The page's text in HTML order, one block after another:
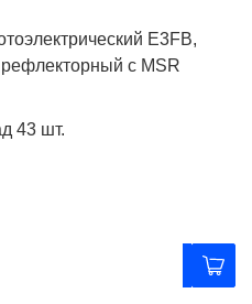
E3FB,
рефлекторный с MSR
43 шт.